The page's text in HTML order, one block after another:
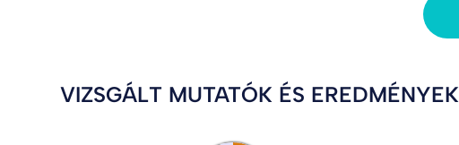
VIZSGÁLT MUTATÓK ÉS EREDMÉNYEK